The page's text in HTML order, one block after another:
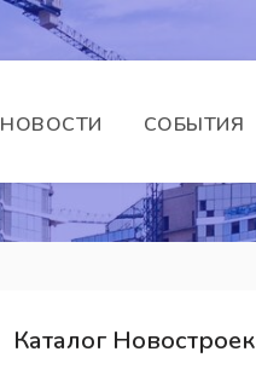
НОВОСТИ СОБЫТИЯ
Каталог Новостроек